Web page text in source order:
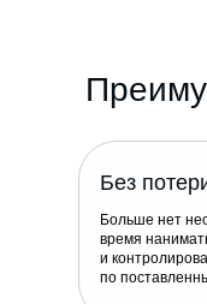
Без
Больше нет
время
и
по